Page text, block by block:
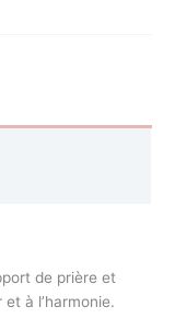
de prière et
et à l’harmonie.